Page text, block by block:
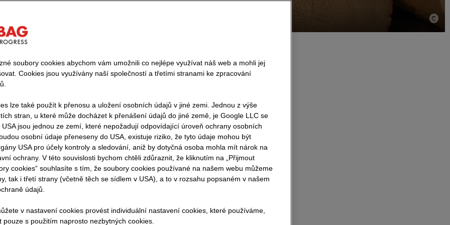
výstavbě má tisíciletou tradici. Dřevo není pouze jedním z
materiálů. Je také klíčovým materiálem budoucnosti, pokud
udržitelně. Tato obnovitelná přírodní surovina má díky schopnosti
lepší klimatickou bilanci ve srovnání s ostatními stavebními
výhodám dřeva patří konstrukční variabilita, univerzálnost použití
intenzivnější využití dřeva důležitým směrem k dosažení klimatické
hodnotovém řetězci do roku 204. V této oblasti spoléháme na
a dlouhodobé zkušenosti našich odborníků ze společností
aOBERMAYR GROUP
, které se etablovaly jako přední hráči na trhu
soubory cookies abychom vám umožnili co nejlépe využívat náš web a mohli jej
Cookies jsou využívány naší společností a třetími stranami ke zpracování
lze také použít k přenosu a uložení osobních údajů v jiné zemi. Jednou z výše
stran, u které může docházet k přenášení údajů do jiné země, je Google LLC se
USA jsou jednou ze zemí, které nepožadují odpovídající úroveň ochrany osobních
osobní údaje přeneseny do USA, existuje riziko, že tyto údaje mohou být
USA pro účely kontroly a sledování, aniž by dotyčná osoba mohla mít nárok na
ochrany. V této souvislosti bychom chtěli zdůraznit, že kliknutím na „Přijmout
cookies“ souhlasíte s tím, že soubory cookies používané na našem webu můžeme
tak i třetí strany (včetně těch se sídlem v USA), a to v rozsahu popsaném v našem
údajů.
v nastavení cookies provést individuální nastavení cookies, které používáme,
pouze s použitím naprosto nezbytných cookies.